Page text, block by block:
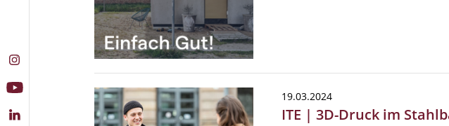
19.03.2024
ITE | 3D-Druck im